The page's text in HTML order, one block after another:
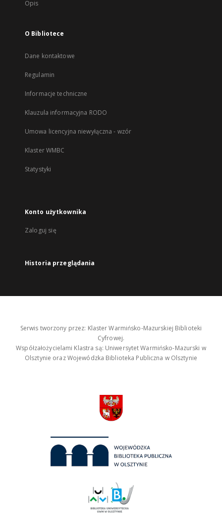
Opis
O Bibliotece
Dane kontaktowe
Regulamin
Informacje techniczne
Klauzula informacyjna RODO
Umowa licencyjna niewyłączna - wzór
Klaster WMBC
Statystyki
Konto użytkownika
Zaloguj się
Historia przeglądania
Serwis tworzony przez: Klaster Warmińsko-Mazurskiej Biblioteki
Cyfrowej.
Współzałożycielami Klastra są: Uniwersytet Warmińsko-Mazurski w
Olsztynie oraz Wojewódzka Biblioteka Publiczna w Olsztynie